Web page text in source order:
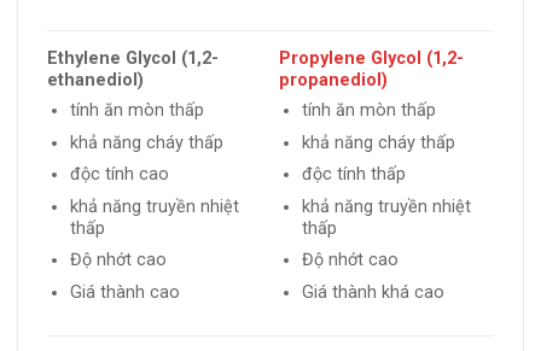
Ethylene Glycol (1,2-
ethanediol)
tính ăn mòn thấp
khả năng cháy thấp
độc tính cao
khả năng truyền nhiệt
thấp
Độ nhớt cao
Giá thành cao
Propylene Glycol (1,2-
propanediol)
tính ăn mòn thấp
khả năng cháy thấp
độc tính thấp
khả năng truyền nhiệt
thấp
Độ nhớt cao
Giá thành khá cao